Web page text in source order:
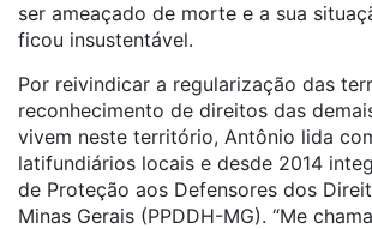
ser ameaçado de morte e a sua
ficou insustentável.
Por reivindicar a regularização das
reconhecimento de direitos das
vivem neste território, Antônio lida
latifundiários locais e desde 2014
de Proteção aos Defensores dos
Minas Gerais (PPDDH-MG). “Me